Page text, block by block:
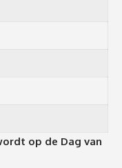
op de Dag van